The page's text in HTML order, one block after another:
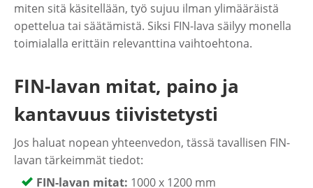
miten sitä käsitellään, työ sujuu ilman ylimääräistä
opettelua tai säätämistä. Siksi FIN-lava säilyy monella
toimialalla erittäin relevanttina vaihtoehtona.
FIN-lavan mitat, paino ja
kantavuus tiivistetysti
Jos haluat nopean yhteenvedon, tässä tavallisen FIN-
lavan tärkeimmät tiedot:
FIN-lavan mitat: 1000 x 1200 mm